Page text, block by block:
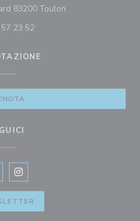
83200 Toulon
23 52
((apre una nuova
Instagram ((apre una nuova